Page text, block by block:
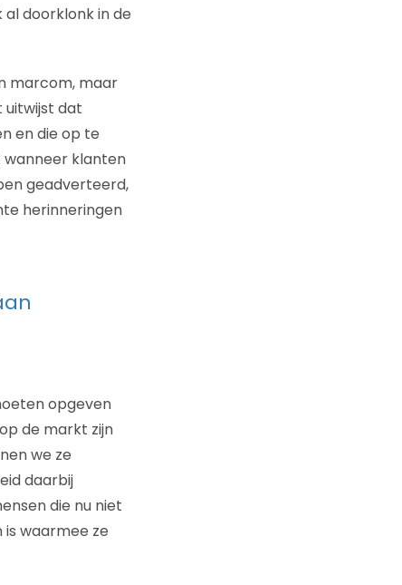
doorklonk in de
marcom, maar
uitwijst dat
en die op te
klanten
geadverteerd,
herinneringen
opgeven
de markt zijn
we ze
daarbij
die nu niet
waarmee ze